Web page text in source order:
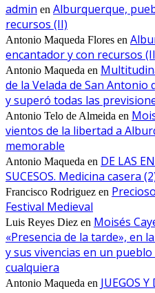
admin en Alburquerque,
recursos (II)
Antonio Maqueda Flores en
encantador y con recursos
Antonio Maqueda en
de la Velada de San Antonio
y superó todas las
Antonio Telo de Almeida en
vientos de la libertad a
memorable
Antonio Maqueda en DE LAS
SUCESOS. Medicina casera
Francisco Rodriguez en
Festival Medieval
Luis Reyes Diez en Moisés
«Presencia de la tarde», en
y sus vivencias en un
cualquiera
Antonio Maqueda en JUEGOS